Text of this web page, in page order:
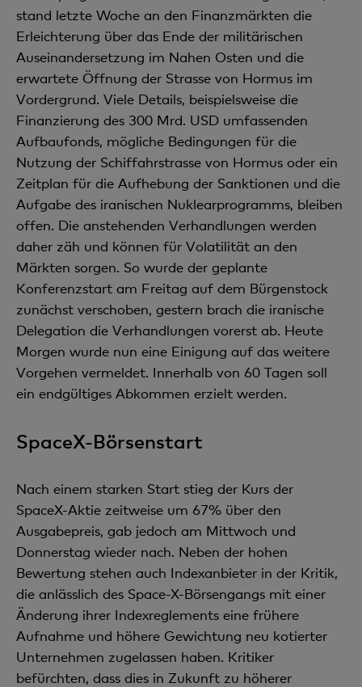
stand letzte Woche an den Finanzmärkten die
Erleichterung über das Ende der militärischen
Auseinandersetzung im Nahen Osten und die
erwartete Öffnung der Strasse von Hormus im
Vordergrund. Viele Details, beispielsweise die
Finanzierung des 300 Mrd. USD umfassenden
Aufbaufonds, mögliche Bedingungen für die
Nutzung der Schiffahrstrasse von Hormus oder ein
Zeitplan für die Aufhebung der Sanktionen und die
Aufgabe des iranischen Nuklearprogramms, bleiben
offen. Die anstehenden Verhandlungen werden
daher zäh und können für Volatilität an den
Märkten sorgen. So wurde der geplante
Konferenzstart am Freitag auf dem Bürgenstock
zunächst verschoben, gestern brach die iranische
Delegation die Verhandlungen vorerst ab. Heute
Morgen wurde nun eine Einigung auf das weitere
Vorgehen vermeldet. Innerhalb von 60 Tagen soll
ein endgültiges Abkommen erzielt werden.
SpaceX-Börsenstart
Nach einem starken Start stieg der Kurs der
SpaceX-Aktie zeitweise um 67% über den
Ausgabepreis, gab jedoch am Mittwoch und
Donnerstag wieder nach. Neben der hohen
Bewertung stehen auch Indexanbieter in der Kritik,
die anlässlich des Space-X-Börsengangs mit einer
Änderung ihrer Indexreglements eine frühere
Aufnahme und höhere Gewichtung neu kotierter
Unternehmen zugelassen haben. Kritiker
befürchten, dass dies in Zukunft zu höherer